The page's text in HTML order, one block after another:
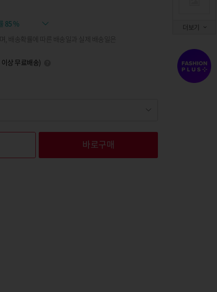
더보기
85 %
, 배송확률에 따른 배송일과 실제 배송일은
상 무료배송)
바로구매